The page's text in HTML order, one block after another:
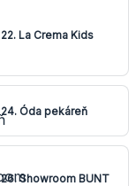
22. La Crema Kids
24. Óda pekáreň
26. Showroom BUNT